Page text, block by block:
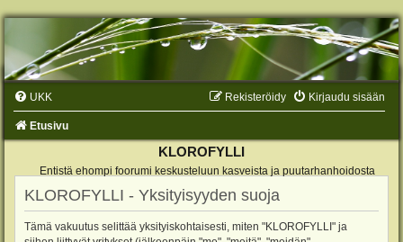
UKK Kirjaudu sisään
Rekisteröidy
Etusivu
KLOROFYLLI
Entistä ehompi foorumi keskusteluun kasveista ja puutarhanhoidosta
KLOROFYLLI - Yksityisyyden suoja
Tämä vakuutus selittää yksityiskohtaisesti, miten "KLOROFYLLI" ja